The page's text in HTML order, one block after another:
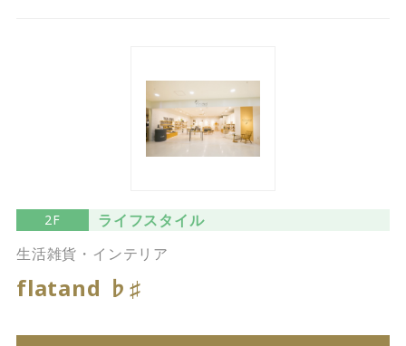
2F
ライフスタイル
生活雑貨・インテリア
flatand ♭♯